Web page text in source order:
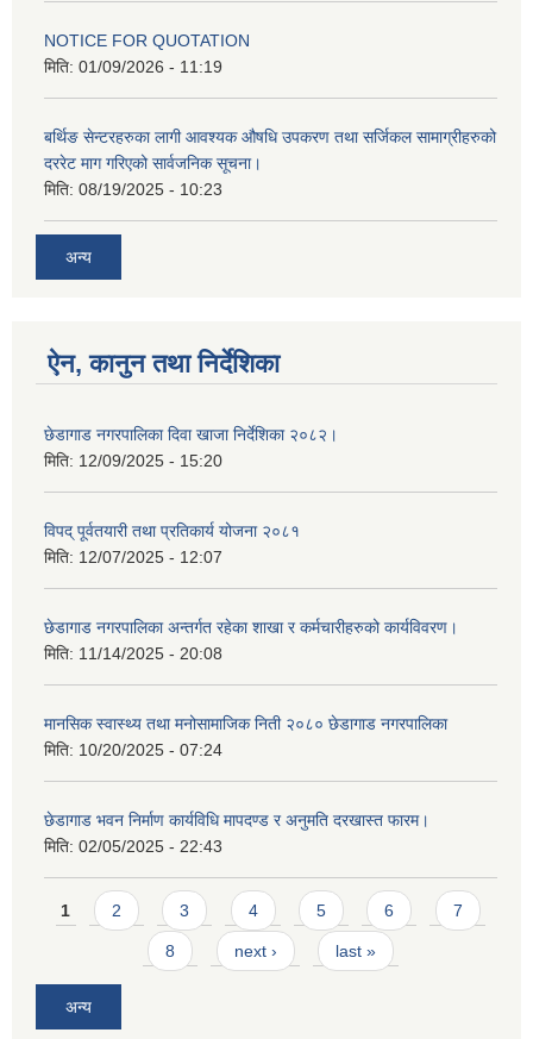
NOTICE FOR QUOTATION
मिति: 01/09/2026 - 11:19
बर्थिङ सेन्टरहरुका लागी आवश्यक औषधि उपकरण तथा सर्जिकल सामाग्रीहरुको
दररेट माग गरिएको सार्वजनिक सूचना।
मिति: 08/19/2025 - 10:23
अन्य
ऐन, कानुन तथा निर्देशिका
छेडागाड नगरपालिका दिवा खाजा निर्देशिका २०८२।
मिति: 12/09/2025 - 15:20
विपद् पूर्वतयारी तथा प्रतिकार्य योजना २०८१
मिति: 12/07/2025 - 12:07
छेडागाड नगरपालिका अन्तर्गत रहेका शाखा र कर्मचारीहरुको कार्यविवरण।
मिति: 11/14/2025 - 20:08
मानसिक स्वास्थ्य तथा मनोसामाजिक निती २०८० छेडागाड नगरपालिका
मिति: 10/20/2025 - 07:24
छेडागाड भवन निर्माण कार्यविधि मापदण्ड र अनुमति दरखास्त फारम।
मिति: 02/05/2025 - 22:43
Pages
1 2 3 4 5 6 7
8 next › last »
अन्य